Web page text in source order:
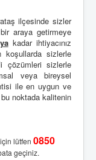
ilçesinde sizler
araya getirmeye
kadar ihtiyacınız
sizlerle
çözümleri sizlerle
veya bireysel
ile en uygun ve
noktada kalitenin
lütfen 0850
geçiniz.